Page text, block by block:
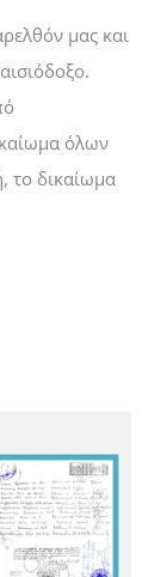
μας και
όλων
το δικαίωμα